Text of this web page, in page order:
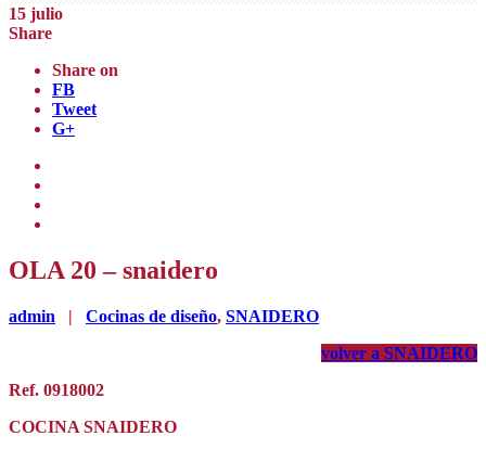
15 julio
Share
Share on
FB
Tweet
G+
OLA 20 – snaidero
admin | Cocinas de diseño, SNAIDERO
volver a SNAIDERO
Ref. 0918002
COCINA SNAIDERO